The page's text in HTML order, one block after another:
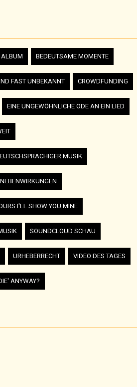
BEDEUTSAME MOMENTE
FAST UNBEKANNT CROWDFUNDING
EINE UNGEWÖHNLICHE ODE AN EIN LIED
MUSIK
I'LL SHOW YOU MINE
SOUNDCLOUD SCHAU
URHEBERRECHT VIDEO DES TAGES
ANYWAY?